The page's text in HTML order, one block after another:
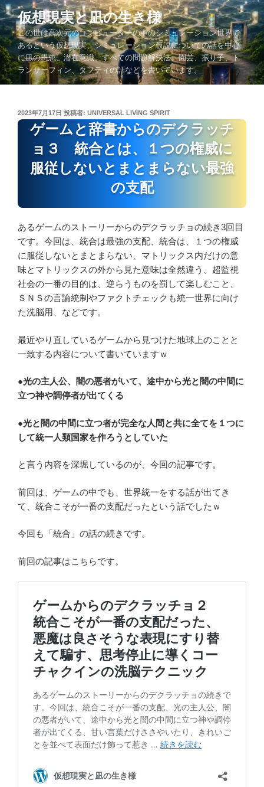
コ
ン
テ
ン
ツ
へ
仮想現実と凪の生き様
この世は高次元のコンピューターの中のシミュレーション世界で
あるという仮想現実、シミュレーション仮説についての話を中心
に凪の恩恵、潜在意識、すべての問題解決法、園芸、振り子、ト
ランサーフィン、タフティの話などを書いています。
投
稿
2023年7月17日 投稿者: UNIVERSAL LIVING SPIRIT
ゲームと辞書からのデクラッチ
ョ３ 統合とは、１つの権威に
服従しないとまとまらない最強
の支配
あるゲームのストーリーからのデクラッチョの続き3回目
です。今回は、統合は最強の支配、統合は、１つの権威
に服従しないとまとまらない、マトリックス内だけの意
味とマトリックスの外から見た意味は全然違う、超監視
社会の一番の目的は、逆らうものを罰して楽しむこと、
ＳＮＳの言論統制やファクトチェックも統一世界に向け
た洗脳用、などです。
最近やり直しているゲームから見つけた地球上のことと
一致する内容について書いていますｗ
●光の主人公、闇の悪者がいて、途中から光と闇の中間に
立つ神や調停者が出てくる
●光と闇の中間に立つ者が完全な人間と共に全てを１つに
して統一人類国家を作ろうとしていた
と言う内容を深堀しているのが、今回の記事です。
前回は、ゲームの中でも、世界統一をする話が出てき
て、統合こそが一番の支配だったという話でしたｗ
今回も「統合」の話の続きです。
前回の記事はこちらです。